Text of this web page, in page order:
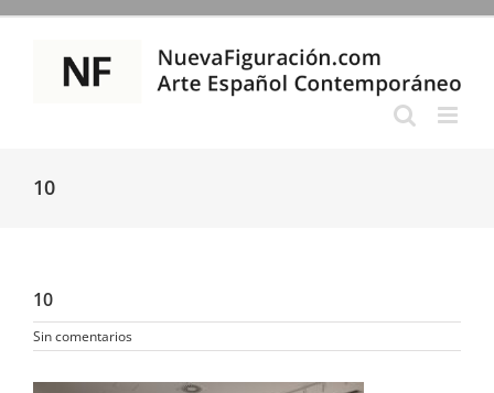
Saltar
contenido
10
10
Sin comentarios